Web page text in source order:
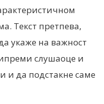
Текст претпева,
укаже на важност
слушаоце и
и да подстакне саме